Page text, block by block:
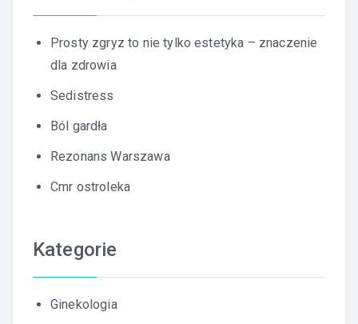
Prosty zgryz to nie tylko estetyka – znaczenie
dla zdrowia
Sedistress
Ból gardła
Rezonans Warszawa
Cmr ostroleka
Kategorie
Ginekologia